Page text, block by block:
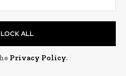
ALL
Privacy Policy.